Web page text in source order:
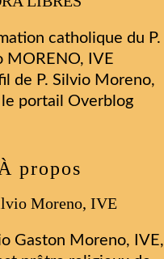
catholique du P.
MORENO, IVE
de P. Silvio Moreno,
portail Overblog
À propos
Gaston Moreno, IVE,